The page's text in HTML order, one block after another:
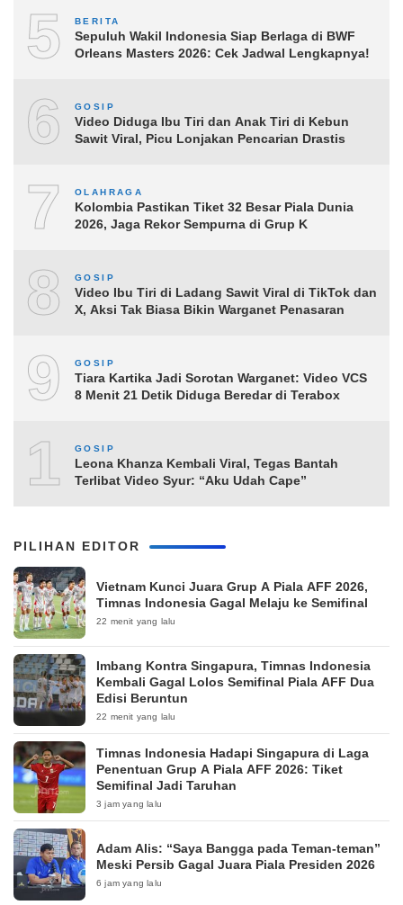
5 BERITA
Sepuluh Wakil Indonesia Siap Berlaga di BWF
Orleans Masters 2026: Cek Jadwal Lengkapnya!
6 GOSIP
Video Diduga Ibu Tiri dan Anak Tiri di Kebun
Sawit Viral, Picu Lonjakan Pencarian Drastis
7 OLAHRAGA
Kolombia Pastikan Tiket 32 Besar Piala Dunia
2026, Jaga Rekor Sempurna di Grup K
8 GOSIP
Video Ibu Tiri di Ladang Sawit Viral di TikTok dan
X, Aksi Tak Biasa Bikin Warganet Penasaran
9 GOSIP
Tiara Kartika Jadi Sorotan Warganet: Video VCS
8 Menit 21 Detik Diduga Beredar di Terabox
10
GOSIP
Leona Khanza Kembali Viral, Tegas Bantah
Terlibat Video Syur: “Aku Udah Cape”
PILIHAN EDITOR
Vietnam Kunci Juara Grup A Piala AFF 2026,
Timnas Indonesia Gagal Melaju ke Semifinal
22 menit yang lalu
Imbang Kontra Singapura, Timnas Indonesia
Kembali Gagal Lolos Semifinal Piala AFF Dua
Edisi Beruntun
22 menit yang lalu
Timnas Indonesia Hadapi Singapura di Laga
Penentuan Grup A Piala AFF 2026: Tiket
Semifinal Jadi Taruhan
3 jam yang lalu
Adam Alis: “Saya Bangga pada Teman-teman”
Meski Persib Gagal Juara Piala Presiden 2026
6 jam yang lalu